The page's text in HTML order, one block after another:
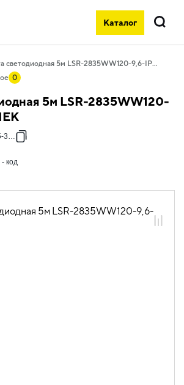
Каталог
Поиск
света
Лента светодиодная 12В
Лента светодиодная 5м LSR-2835WW120-9,6-IP65-12В IEK
0
5м LSR-2835WW120-
3-05
код